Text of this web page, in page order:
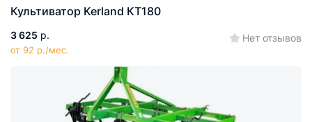
Культиватор Kerland КТ180
3 625 р.
от 92 р./мес.
Нет отзывов